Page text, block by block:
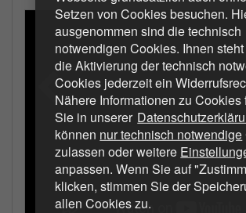
Setzen von Cookies besuchen.
ausgenommen sind die technisch
notwendigen Cookies. Ihnen
die Aktivierung der technisch
Cookies jederzeit ein
Nähere Informationen zu Cookies
Sie in unserer
können nur technisch notwendige
zulassen oder weitere
anpassen. Wenn Sie auf
klicken, stimmen Sie der
allen Cookies zu.